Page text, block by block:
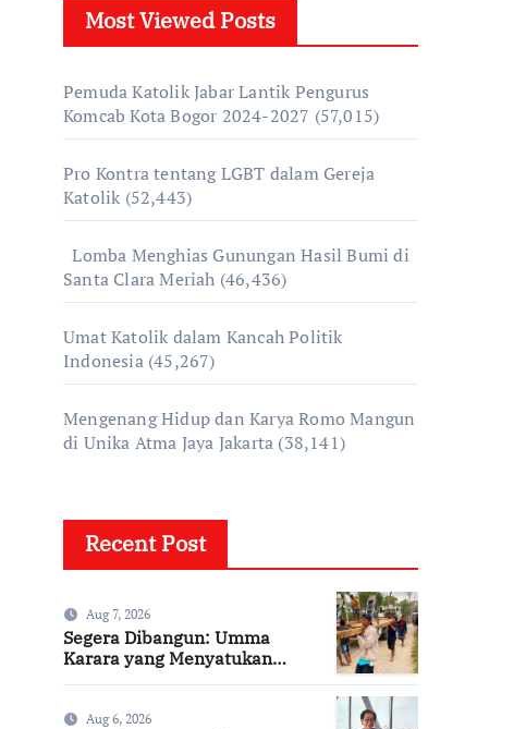
Most Viewed Posts
Pemuda Katolik Jabar Lantik Pengurus
Komcab Kota Bogor 2024-2027 (57,015)
Pro Kontra tentang LGBT dalam Gereja
Katolik (52,443)
Lomba Menghias Gunungan Hasil Bumi di
Santa Clara Meriah (46,436)
Umat Katolik dalam Kancah Politik
Indonesia (45,267)
Mengenang Hidup dan Karya Romo Mangun
di Unika Atma Jaya Jakarta (38,141)
Recent Post
Aug 7, 2026
Segera Dibangun: Umma
Karara yang Menyatukan
Aug 6, 2026